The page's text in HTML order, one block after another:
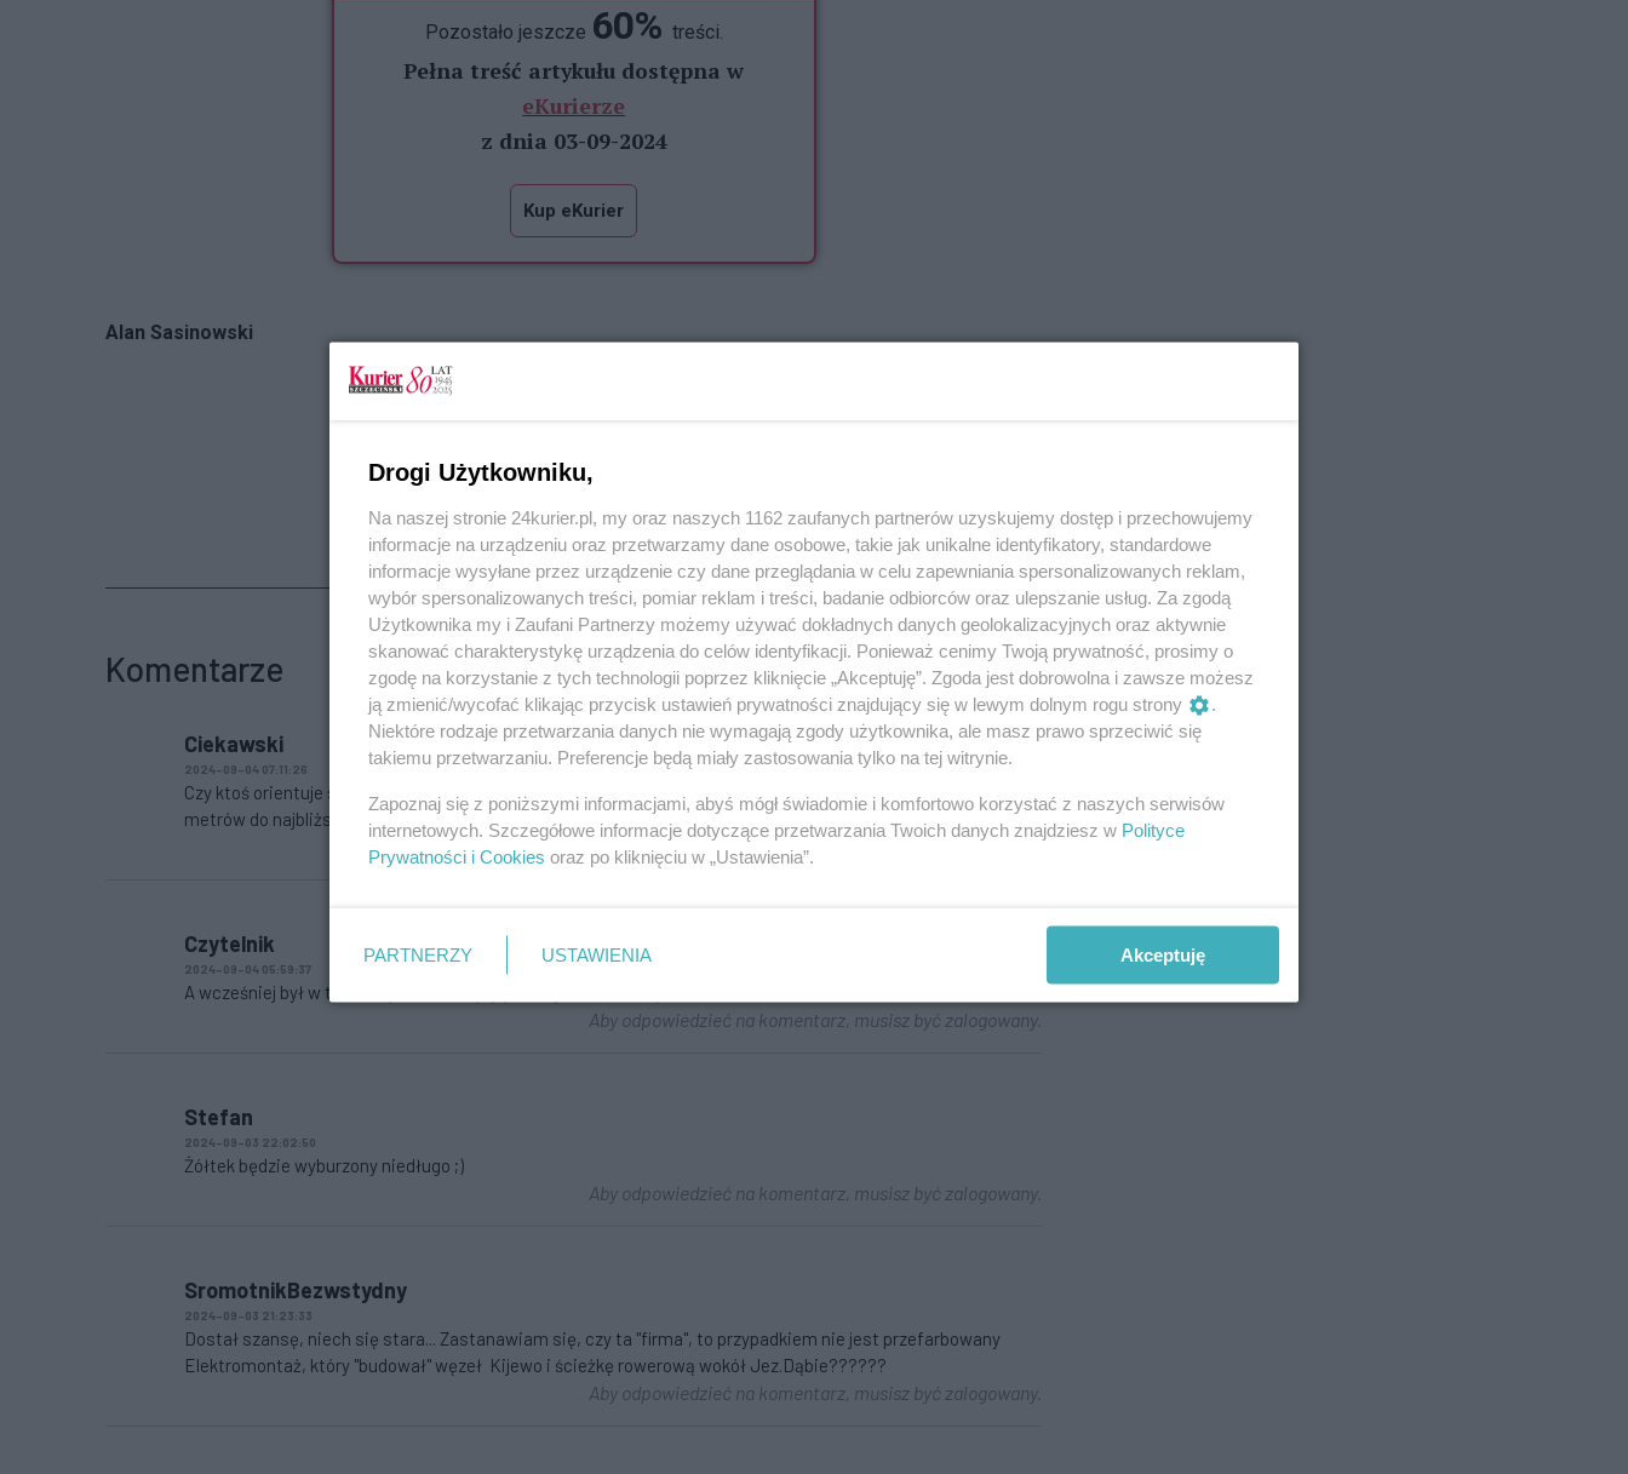
Pozostało jeszcze 60% treści.
Pełna treść artykułu dostępna w
eKurierze
z dnia 03-09-2024
Kup eKurier
Alan Sasinowski
Komentarze
Ciekawski
2024-09-04 07:11:26
Czy ktoś orientuje się ile na wartości straciły mieszkania na Iwaszkiewicza 89,91,93 i 95 ? Mieli ponad 100
metrów do najbliższych zabudowań od balkonów, a teraz 20m do betonowego bunkra.
Aby odpowiedzieć na komentarz, musisz być zalogowany.
Czytelnik
2024-09-04 05:59:37
A wcześniej był w tym miejscu taki fajny parking dla okolicznych mieszkańców.
Aby odpowiedzieć na komentarz, musisz być zalogowany.
Stefan
2024-09-03 22:02:50
Żółtek będzie wyburzony niedługo ;)
Aby odpowiedzieć na komentarz, musisz być zalogowany.
SromotnikBezwstydny
2024-09-03 21:23:33
Dostał szansę, niech się stara... Zastanawiam się, czy ta "firma", to przypadkiem nie jest przefarbowany
Elektromontaż, który "budował" węzeł Kijewo i ścieżkę rowerową wokół Jez.Dąbie??????
Aby odpowiedzieć na komentarz, musisz być zalogowany.
Drogi Użytkowniku,
Na naszej stronie 24kurier.pl, my oraz naszych 1162 zaufanych partnerów uzyskujemy dostęp i przechowujemy
informacje na urządzeniu oraz przetwarzamy dane osobowe, takie jak unikalne identyfikatory, standardowe
informacje wysyłane przez urządzenie czy dane przeglądania w celu zapewniania spersonalizowanych reklam,
wybór spersonalizowanych treści, pomiar reklam i treści, badanie odbiorców oraz ulepszanie usług. Za zgodą
Użytkownika my i Zaufani Partnerzy możemy używać dokładnych danych geolokalizacyjnych oraz aktywnie
skanować charakterystykę urządzenia do celów identyfikacji. Ponieważ cenimy Twoją prywatność, prosimy o
zgodę na korzystanie z tych technologii poprzez kliknięcie „Akceptuję”. Zgoda jest dobrowolna i zawsze możesz
ją zmienić/wycofać klikając przycisk ustawień prywatności znajdujący się w lewym dolnym rogu strony
Niektóre rodzaje przetwarzania danych nie wymagają zgody użytkownika, ale masz prawo sprzeciwić się
takiemu przetwarzaniu. Preferencje będą miały zastosowania tylko na tej witrynie.
Zapoznaj się z poniższymi informacjami, abyś mógł świadomie i komfortowo korzystać z naszych serwisów
internetowych. Szczegółowe informacje dotyczące przetwarzania Twoich danych znajdziesz w Polityce
Prywatności i Cookies oraz po kliknięciu w „Ustawienia”.
PARTNERZY USTAWIENIA Akceptuję